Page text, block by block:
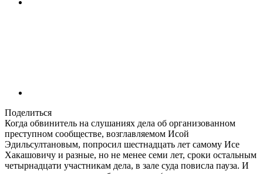
Поделиться
Когда обвинитель на слушаниях дела об организованном
преступном сообществе, возглавляемом Исой
Эдильсултановым, попросил шестнадцать лет самому Исе
Хакашовичу и разные, но не менее семи лет, сроки остальным
четырнадцати участникам дела, в зале суда повисла пауза. И